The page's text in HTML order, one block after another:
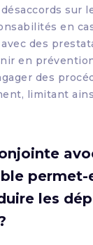
sur
en
des
en
des
limitant
permet-
les